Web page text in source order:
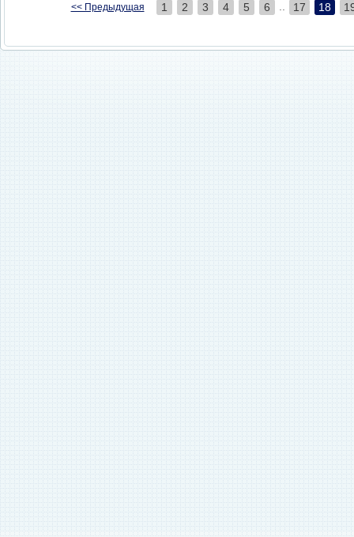
<< Предыдущая 1 2 3 4 5 6 17 18